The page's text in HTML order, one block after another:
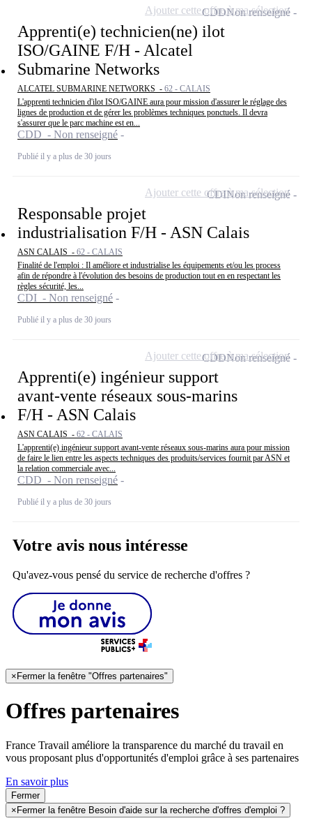
Apprenti(e) technicien(ne) ilot
ISO/GAINE F/H - Alcatel
Submarine Networks
ALCATEL SUBMARINE NETWORKS - 62 - CALAIS
L'apprenti technicien d'ilot ISO/GAINE aura pour mission d'assurer le réglage des
lignes de production et de gérer les problèmes techniques ponctuels. Il devra
s'assurer que le parc machine est en...
CDD - Non renseigné
Publié il y a plus de 30 jours
CDDNon renseigné
Ajouter cette offre à ma sélection
Responsable projet
industrialisation F/H - ASN Calais
ASN CALAIS - 62 - CALAIS
Finalité de l'emploi : Il améliore et industrialise les équipements et/ou les process
afin de répondre à l'évolution des besoins de production tout en en respectant les
règles sécurité, les...
CDI - Non renseigné
Publié il y a plus de 30 jours
CDINon renseigné
Ajouter cette offre à ma sélection
Apprenti(e) ingénieur support
avant-vente réseaux sous-marins
F/H - ASN Calais
ASN CALAIS - 62 - CALAIS
L'apprenti(e) ingénieur support avant-vente réseaux sous-marins aura pour mission
de faire le lien entre les aspects techniques des produits/services fournit par ASN et
la relation commerciale avec...
CDD - Non renseigné
Publié il y a plus de 30 jours
CDDNon renseigné
Ajouter cette offre à ma sélection
Votre avis nous intéresse
Qu'avez-vous pensé du service de recherche d'offres ?
×Fermer la fenêtre "Offres partenaires"
Offres partenaires
France Travail améliore la transparence du marché du travail en
vous proposant plus d'opportunités d'emploi grâce à ses partenaires
En savoir plus
Fermer
×Fermer la fenêtre Besoin d'aide sur la recherche d'offres d'emploi ?